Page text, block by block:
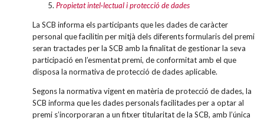
Propietat intel·lectual i protecció de dades
La SCB informa els participants que les dades de caràcter
personal que facilitin per mitjà dels diferents formularis del premi
seran tractades per la SCB amb la finalitat de gestionar la seva
participació en l’esmentat premi, de conformitat amb el que
disposa la normativa de protecció de dades aplicable.
Segons la normativa vigent en matèria de protecció de dades, la
SCB informa que les dades personals facilitades per a optar al
premi s’incorporaran a un fitxer titularitat de la SCB, amb l’única